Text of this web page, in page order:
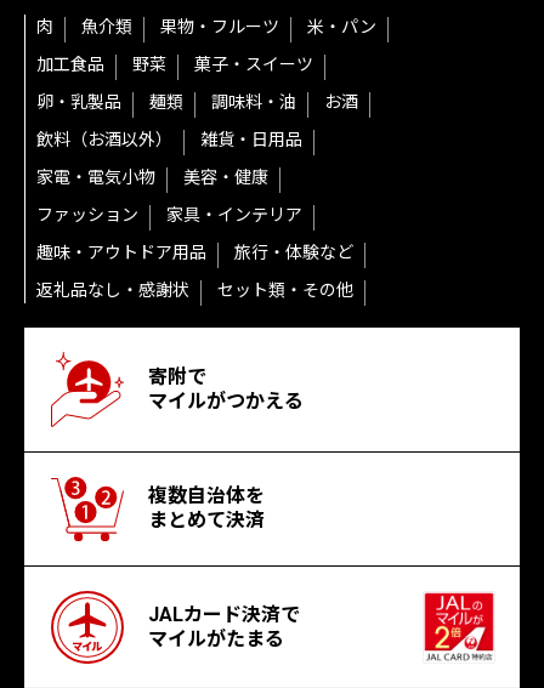
肉 魚介類 果物・フルーツ
米・パン
加工食品
野菜
菓子・スイーツ
卵・乳製品
麺類 調味料・油
お酒
飲料（お酒以外）
雑貨・日用品
家電・電気小物
美容・健康
ファッション
家具・インテリア
趣味・アウトドア用品
旅行・体験など
返礼品なし・感謝状
セット類・その他
寄附で
マイルがつかえる
複数自治体を
まとめて決済
JALカード決済で
マイルがたまる